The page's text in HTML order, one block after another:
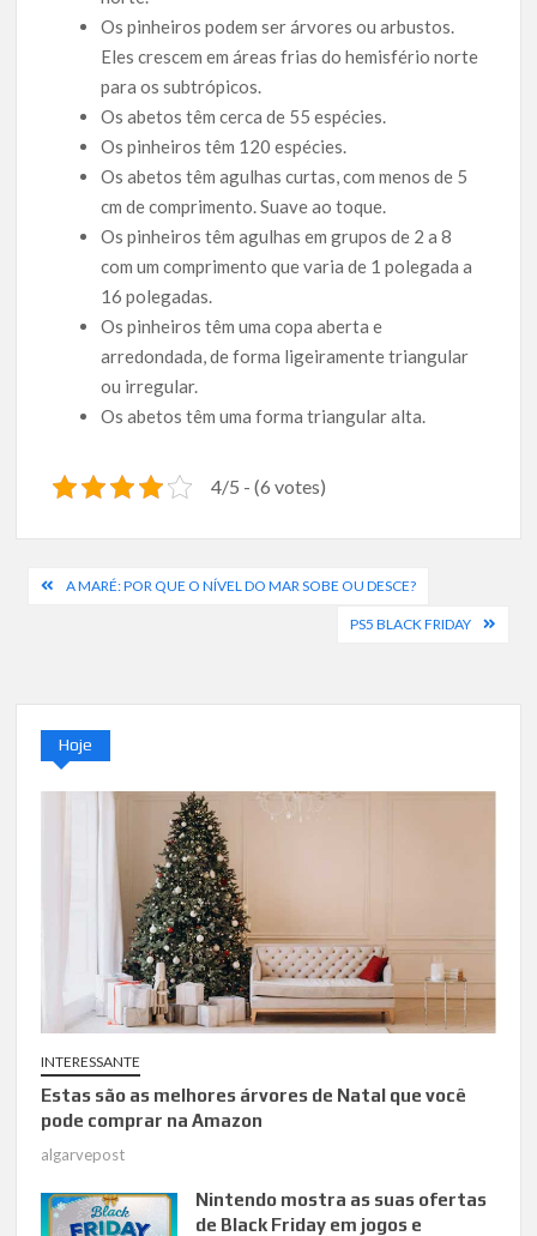
Os pinheiros podem ser árvores ou arbustos.
Eles crescem em áreas frias do hemisfério norte
para os subtrópicos.
Os abetos têm cerca de 55 espécies.
Os pinheiros têm 120 espécies.
Os abetos têm agulhas curtas, com menos de 5
cm de comprimento. Suave ao toque.
Os pinheiros têm agulhas em grupos de 2 a 8
com um comprimento que varia de 1 polegada a
16 polegadas.
Os pinheiros têm uma copa aberta e
arredondada, de forma ligeiramente triangular
ou irregular.
Os abetos têm uma forma triangular alta.
4/5 - (6 votes)
Navegação
A MARÉ: POR QUE O NÍVEL DO MAR SOBE OU DESCE?
PS5 BLACK FRIDAY
Hoje
INTERESSANTE
Estas são as melhores árvores de Natal que você
pode comprar na Amazon
algarvepost
Nintendo mostra as suas ofertas
de Black Friday em jogos e